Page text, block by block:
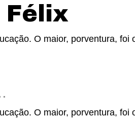
Félix
O maior, porventura,
O maior, porventura,